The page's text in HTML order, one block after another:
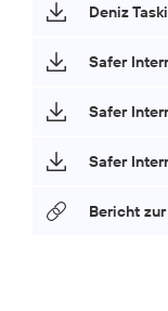
Deniz
Safer
Safer
Safer
Bericht